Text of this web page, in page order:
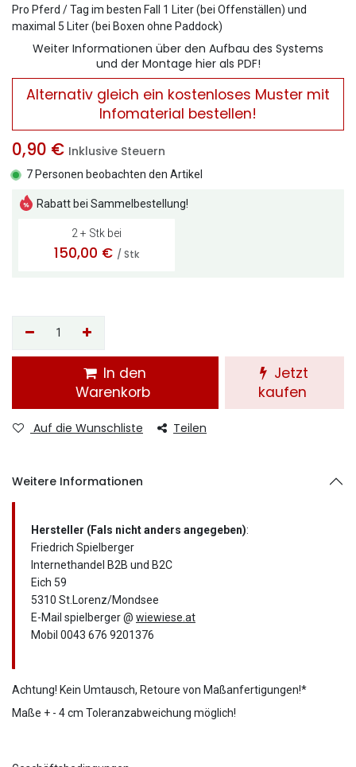
Pro Pferd / Tag im besten Fall 1 Liter (bei Offenställen) und
maximal 5 Liter (bei Boxen ohne Paddock)
Weiter Informationen über den Aufbau des Systems
und der Montage hier als PDF!
Alternativ gleich ein kostenloses Muster mit
Infomaterial bestellen!
0,90 € Inklusive Steuern
7 Personen beobachten den Artikel
Rabatt bei Sammelbestellung!
2 + Stk bei
150,00 € / Stk
In den
Warenkorb
Jetzt
kaufen
Auf die Wunschliste Teilen
Weitere Informationen
Hersteller (Fals nicht anders angegeben):
Friedrich Spielberger
Internethandel B2B und B2C
Eich 59
5310 St.Lorenz/Mondsee
E-Mail spielberger @ wiewiese.at
Mobil 0043 676 9201376
Achtung! Kein Umtausch, Retoure von Maßanfertigungen!*
Maße + - 4 cm Toleranzabweichung möglich!